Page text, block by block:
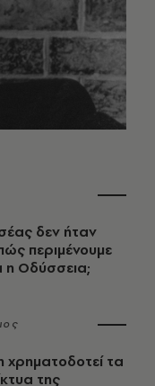
δεν ήταν
περιμένουμε
η Οδύσσεια;
τα
της